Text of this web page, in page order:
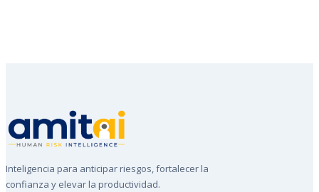
Inteligencia para anticipar riesgos, fortalecer la
confianza y elevar la productividad.